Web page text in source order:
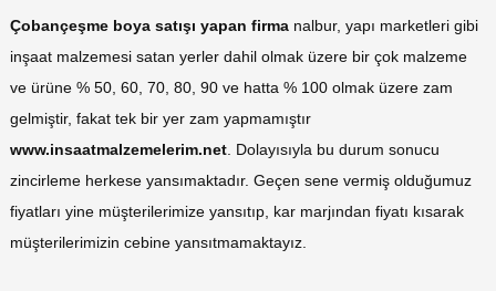
Çobançeşme boya satışı yapan firma nalbur, yapı marketleri gibi
inşaat malzemesi satan yerler dahil olmak üzere bir çok malzeme
ve ürüne % 50, 60, 70, 80, 90 ve hatta % 100 olmak üzere zam
gelmiştir, fakat tek bir yer zam yapmamıştır
www.insaatmalzemelerim.net. Dolayısıyla bu durum sonucu
zincirleme herkese yansımaktadır. Geçen sene vermiş olduğumuz
fiyatları yine müşterilerimize yansıtıp, kar marjından fiyatı kısarak
müşterilerimizin cebine yansıtmamaktayız.